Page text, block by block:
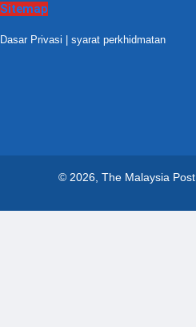
Sitemap
Dasar Privasi syarat perkhidmatan
© 2026, The Malaysia Post.